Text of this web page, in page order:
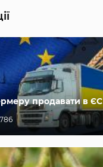
продавати в ЄС
786